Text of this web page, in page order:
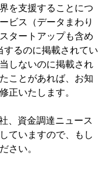
を支援することにつ
ビス（データまわり
タートアップも含め
するのに掲載されてい
しないのに掲載され
ことがあれば、お知
正いたします。
、資金調達ニュース
ていますので、もし
さい。